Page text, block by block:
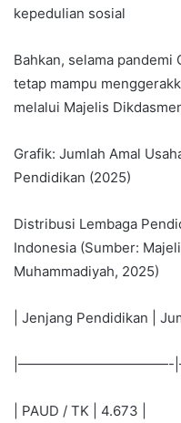
kepedulian sosial
Bahkan, selama pandemi
tetap mampu
melalui Majelis
Grafik: Jumlah Amal
Pendidikan (2025)
Distribusi Lembaga
Indonesia (Sumber:
Muhammadiyah, 2025)
| Jenjang Pendidikan |
|———————————-
| PAUD / TK | 4.673 |